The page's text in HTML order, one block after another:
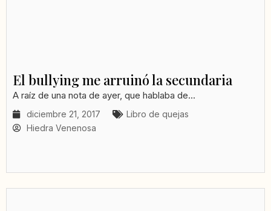
El bullying me arruinó la secundaria
A raíz de una nota de ayer, que hablaba de...
diciembre 21, 2017
Libro de quejas
Hiedra Venenosa